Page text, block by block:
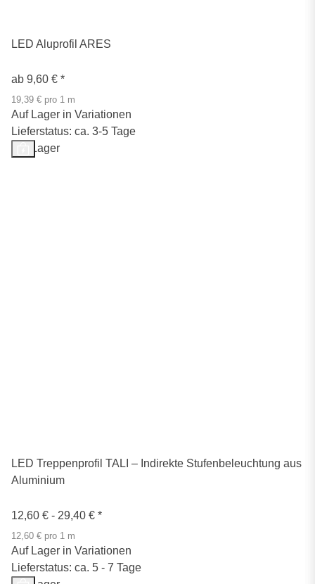
LED Aluprofil ARES
ab 9,60 € *
19,39 € pro 1 m
Auf Lager in Variationen
Lieferstatus: ca. 3-5 Tage
Auf Lager
LED Treppenprofil TALI – Indirekte Stufenbeleuchtung aus
Aluminium
12,60 € - 29,40 € *
12,60 € pro 1 m
Auf Lager in Variationen
Lieferstatus: ca. 5 - 7 Tage